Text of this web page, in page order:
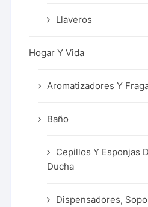
Llaveros
Hogar Y Vida
Aromatizadores Y
Baño
Cepillos Y Esponjas
Ducha
Dispensadores,